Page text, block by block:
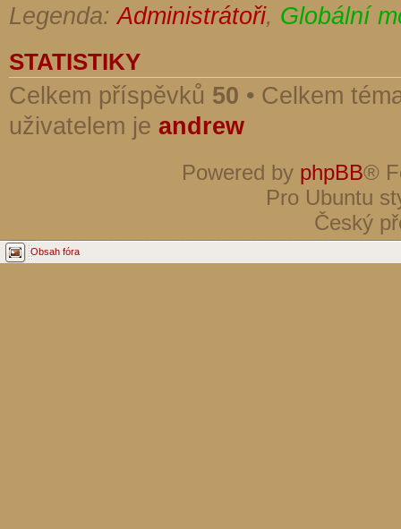
Legenda:Administrátoři, Globální
STATISTIKY
Celkem příspěvků 50 • Celkem
uživatelem je andrew
Powered by phpBB®
Pro Ubuntu
Český
Obsah fóra